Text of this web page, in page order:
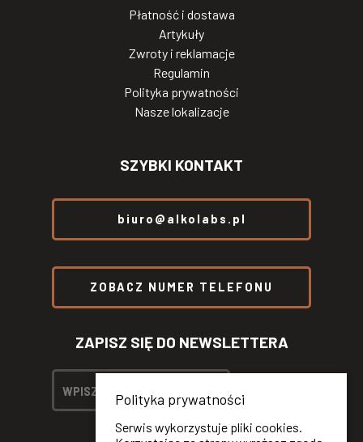
Płatność i dostawa
Artykuły
Zwroty i reklamacje
Regulamin
Polityka prywatności
Nasze lokalizacje
SZYBKI KONTAKT
biuro@alkolabs.pl
ZOBACZ NUMER TELEFONU
ZAPISZ SIĘ DO NEWSLETTERA
Polityka prywatności
Serwis wykorzystuje pliki cookies.